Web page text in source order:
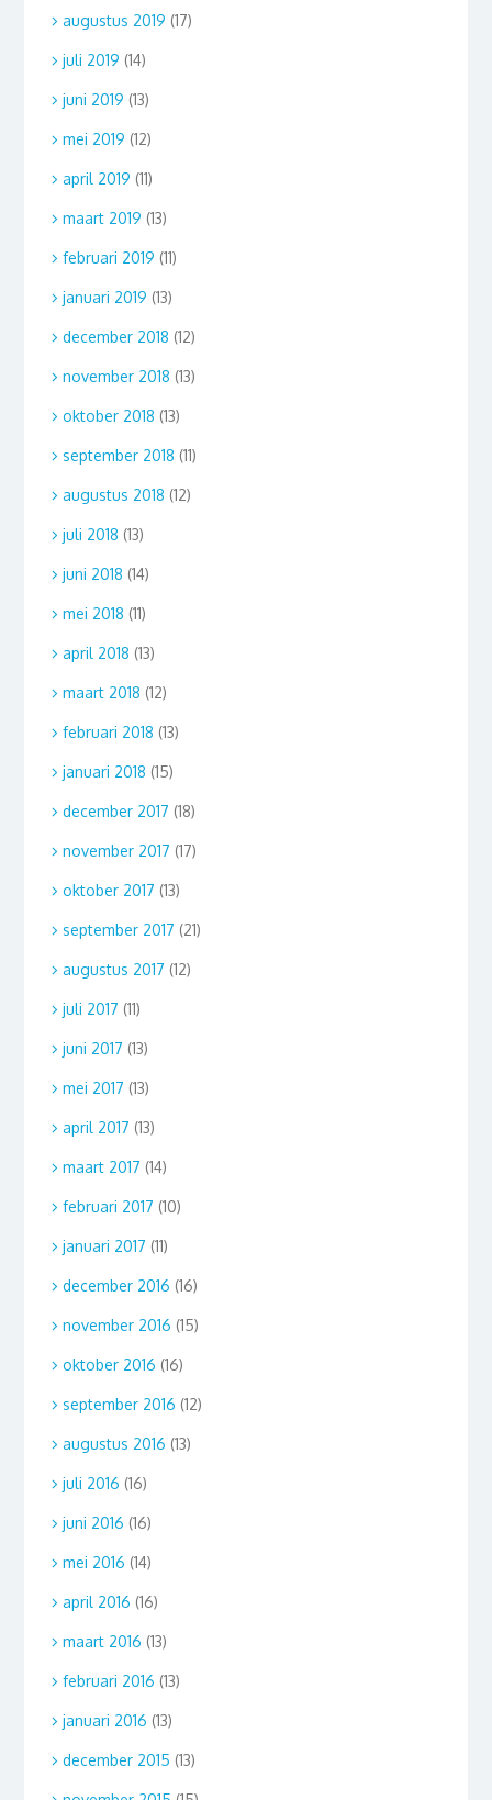
augustus 2019 (17)
juli 2019 (14)
juni 2019 (13)
mei 2019 (12)
april 2019 (11)
maart 2019 (13)
februari 2019 (11)
januari 2019 (13)
december 2018 (12)
november 2018 (13)
oktober 2018 (13)
september 2018 (11)
augustus 2018 (12)
juli 2018 (13)
juni 2018 (14)
mei 2018 (11)
april 2018 (13)
maart 2018 (12)
februari 2018 (13)
januari 2018 (15)
december 2017 (18)
november 2017 (17)
oktober 2017 (13)
september 2017 (21)
augustus 2017 (12)
juli 2017 (11)
juni 2017 (13)
mei 2017 (13)
april 2017 (13)
maart 2017 (14)
februari 2017 (10)
januari 2017 (11)
december 2016 (16)
november 2016 (15)
oktober 2016 (16)
september 2016 (12)
augustus 2016 (13)
juli 2016 (16)
juni 2016 (16)
mei 2016 (14)
april 2016 (16)
maart 2016 (13)
februari 2016 (13)
januari 2016 (13)
december 2015 (13)